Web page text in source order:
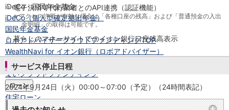
iDeCo・国民年金基金
iDeCo（個人型確定拠出年金）
国民年金基金
ロボアドバイザークラウドファンディングTOP
WealthNavi for イオン銀行（ロボアドバイザー）
funds
まいクラウドファンディング
ローン
住宅ローン
新規お借入れの方
電子決済等代行業者とのAPI連携（認証機能）
※アクセス許可が有効な場合は「各種口座の残高」および「普通預金の入出
金明細」の取得は可能です。
暮らしのマネーサイトでのイオン銀行口座残高表示
サービス停止日程
2024年9月24日（火）00:00～07:00（予定）（24時間表記）